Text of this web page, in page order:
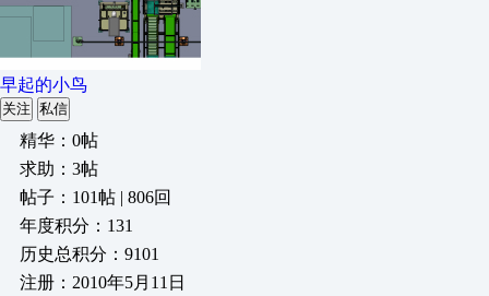
早起的小鸟
关注 私信
精华：0帖
求助：3帖
帖子：101帖 | 806回
年度积分：131
历史总积分：9101
注册：2010年5月11日